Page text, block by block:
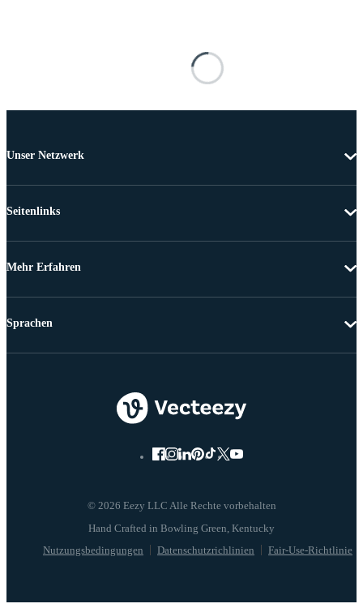
Unser Netzwerk
Seitenlinks
Mehr Erfahren
© 2026 Eezy LLC Alle Rechte vorbehalten
Nutzungsbedingungen Datenschutzrichlinien Fair-Use-Richtlinie
Sprachen